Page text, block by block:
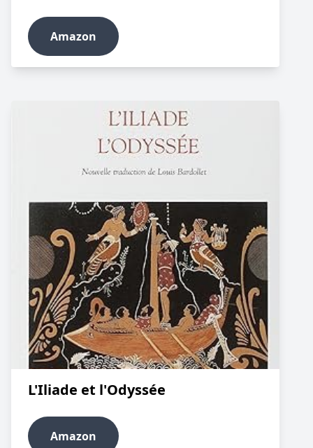
Amazon
L'Iliade et l'Odyssée
Amazon